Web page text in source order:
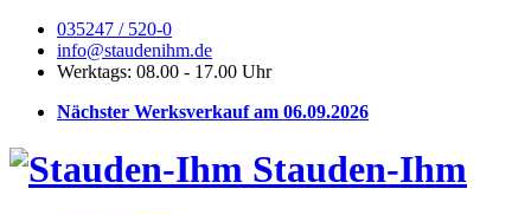
035247 / 520-0
info@staudenihm.de
Werktags: 08.00 - 17.00 Uhr
Nächster Werksverkauf am 06.09.2026
Stauden-Ihm